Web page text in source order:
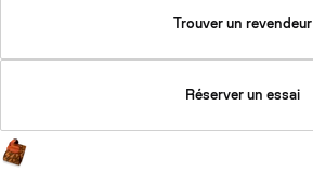
Trouver un revendeur
Réserver un essai